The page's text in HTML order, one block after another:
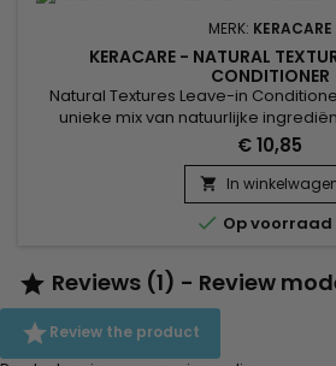
MERK: KERACARE
KERACARE - NATURAL
CONDITIONER
Natural Textures Leave-in
unieke mix van natuurlijke
kruidenextracten : Amla, Shikakai,
om goed te ontwarren. Zonder uit te
voedt het het haar diep, definieert
het kroezen.
€ 10,85
 In
 Op voorraad
 Reviews (1) - Review
Review the product